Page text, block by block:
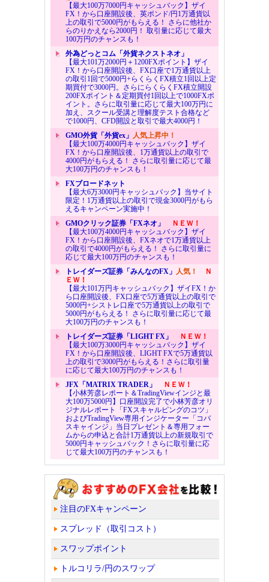
【最大100万7000円キャッシュバック】ザイ
FX！から口座開設後、英ポンド/円1万通貨以
上の取引で5000円がもらえる！ さらに他社か
らのりかえなら2000円！ 取引量に応じて最大
100万円のチャンスも！
外為どっとコム「外貨ネクストネオ」
【最大101万2000円＋1200FXポイント】ザイ
FX！から口座開設後、FX口座で1万通貨以上
の取引1回で5000円+らくらくFX積立1回以上定
期買付で3000円。さらにらくらくFX積立開設
200FXポイント＆定期買付1回以上で1000FXポ
イント。さらに取引量に応じて最大100万円に
加え、スクール受講と理解度テスト合格など
で1000円、CFD開設と取引で最大4000円！
GMO外貨「外貨ex」 人気上昇中！
【最大100万4000円キャッシュバック】ザイ
FX！から口座開設後、1万通貨以上の取引で
4000円がもらえる！ さらに取引量に応じて最
大100万円のチャンスも！
FXブロードネット
【最大6万3000円キャッシュバック】当サイト
限定！1万通貨以上の取引で現金3000円がもら
えるキャンペーン実施中！
GMOクリック証券「FXネオ」
ＮＥＷ！
【最大100万4000円キャッシュバック】ザイ
FX！から口座開設後、FXネオで1万通貨以上
の取引で4000円がもらえる！ さらに取引量に
応じて最大100万円のチャンスも！
トレイダーズ証券「みんなのFX」 人気！
Ｎ
ＥＷ！
【最大101万円キャッシュバック】ザイFX！か
ら口座開設後、FX口座で5万通貨以上の取引で
5000円+シストレ口座で5万通貨以上の取引で
5000円がもらえる！ さらに取引量に応じて最
大100万円のチャンスも！
トレイダーズ証券「LIGHT FX」
ＮＥＷ！
【最大100万3000円キャッシュバック】ザイ
FX！から口座開設後、LIGHT FXで5万通貨以
上の取引で3000円がもらえる！さらに取引量
に応じて最大100万円のチャンスも！
JFX「MATRIX TRADER」
ＮＥＷ！
【小林芳彦レポート＆TradingViewインジと最
大100万5000円】口座開設完了で小林芳彦オリ
ジナルレポート「FXスキャルピングのコツ」
およびTradingView専用インジケーター「コバ
スキャインジ」当日プレゼント＆専用フォー
ムからの申込と合計1万通貨以上の新規取引で
5000円キャッシュバック！さらに取引量に応
じて最大100万円のチャンスも！
注目のFXキャンペーン
スプレッド（取引コスト）
スワップポイント
トルコリラ/円のスワップ